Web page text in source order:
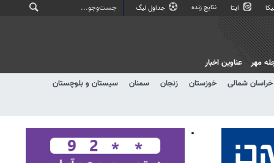
ایتا نتایج زنده جداول لیگ
خراسان شمالی خوزستان زنجان سمنان
سیستان و بلوچستان
مهر عناوین اخبار